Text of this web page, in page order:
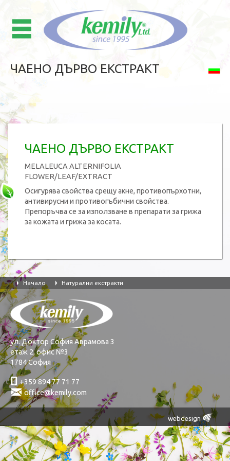
ЧАЕНО ДЪРВО ЕКСТРАКТ
ЧАЕНО ДЪРВО ЕКСТРАКТ
MELALEUCA ALTERNIFOLIA
FLOWER/LEAF/EXTRACT
Осигурява свойства срещу акне, противопърхотни,
антивирусни и противогъбични свойства.
Препоръчва се за използване в препарати за грижа
за кожата и грижа за косата.
Ţ Начало Ţ Натурални екстракти
ул. Доктор София Аврамова 3
етаж 2, офис №3
1784 София
ƚ+359 894 77 71 77
Śoffice@kemily.com
webdesign Œ